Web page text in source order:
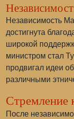
Независимость
достигнута
широкой
министром стал
продвигал идеи
различными
Стремление
После